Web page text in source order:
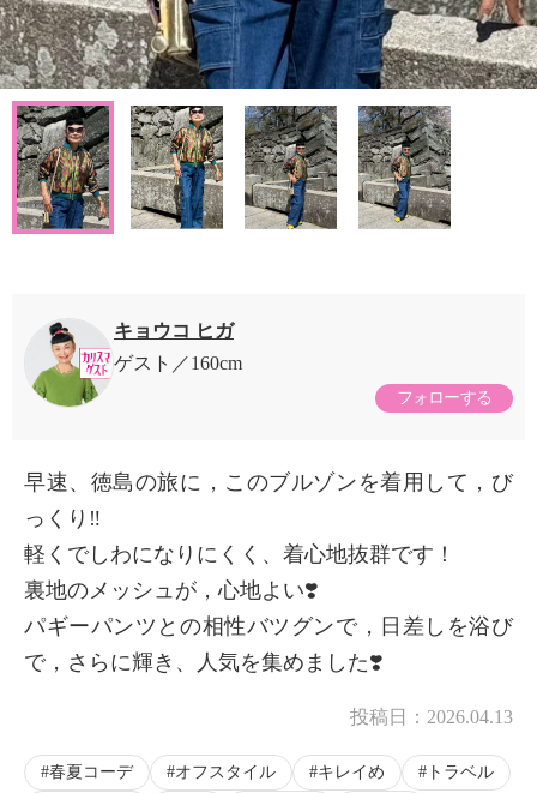
キョウコ ヒガ
ゲスト
160cm
フォローする
早速、徳島の旅に，このブルゾンを着用して，び
っくり‼️
軽くでしわになりにくく、着心地抜群です！
裏地のメッシュが，心地よい❣️
パギーパンツとの相性バツグンで，日差しを浴び
で，さらに輝き、人気を集めました❣️
投稿日： 2026.04.13
春夏コーデ オフスタイル キレイめ
トラベル